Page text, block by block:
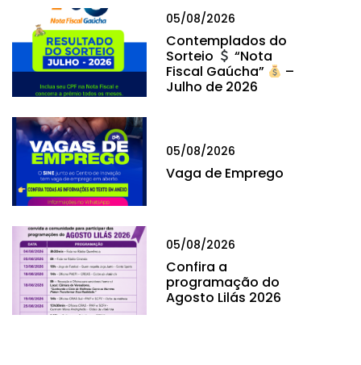
05/08/2026
Contemplados do
Sorteio
“Nota
Fiscal Gaúcha”
–
Julho de 2026
05/08/2026
Vaga de Emprego
05/08/2026
Confira a
programação do
Agosto Lilás 2026